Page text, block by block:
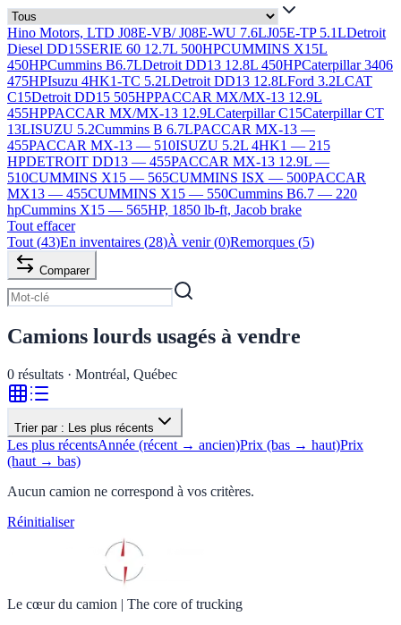
Hino Motors, LTD J08E-VB/ J08E-WU 7.6LJ05E-TP 5.1LDetroit
Diesel DD15SERIE 60 12.7L 500HPCUMMINS X15L
450HPCummins B6.7LDetroit DD13 12.8L 450HPCaterpillar 3406
475HPIsuzu 4HK1-TC 5.2LDetroit DD13 12.8LFord 3.2LCAT
C15Detroit DD15 505HPPACCAR MX/MX-13 12.9L
455HPPACCAR MX/MX-13 12.9LCaterpillar C15Caterpillar CT
13LISUZU 5.2Cummins B 6.7LPACCAR MX-13 —
455PACCAR MX-13 — 510ISUZU 5.2L 4HK1 — 215
HPDETROIT DD13 — 455PACCAR MX-13 12.9L —
510CUMMINS X15 — 565CUMMINS ISX — 500PACCAR
MX13 — 455CUMMINS X15 — 550Cummins B6.7 — 220
hpCummins X15 — 565HP, 1850 lb-ft, Jacob brake
Tout effacer
Tout (43)En inventaires (28)À venir (0)Remorques (5)
Comparer
Camions lourds usagés à vendre
0 résultats · Montréal, Québec
Trier par : Les plus récents
Les plus récentsAnnée (récent → ancien)Prix (bas → haut)Prix
(haut → bas)
Aucun camion ne correspond à vos critères.
Réinitialiser
Le cœur du camion | The core of trucking